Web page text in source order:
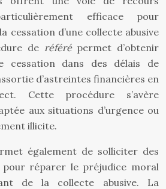
efficace pour
cessation d’une collecte abusive
de référé permet d’obtenir
cessation dans des délais de
d’astreintes financières en
Cette procédure s’avère
aux situations d’urgence ou
illicite.
également de solliciter des
pour réparer le préjudice moral
de la collecte abusive. La